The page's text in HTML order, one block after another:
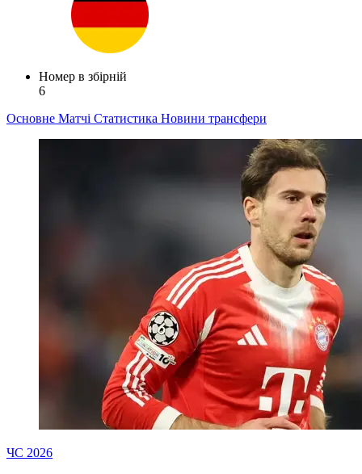
Номер в збірній
6
Основне Матчі Статистика Новини трансфери
ЧС 2026